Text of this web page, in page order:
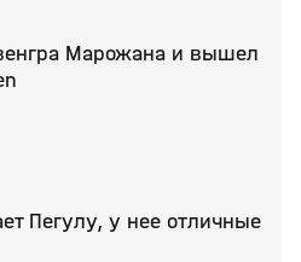
Марожана и вышел
Пегулу, у нее отличные